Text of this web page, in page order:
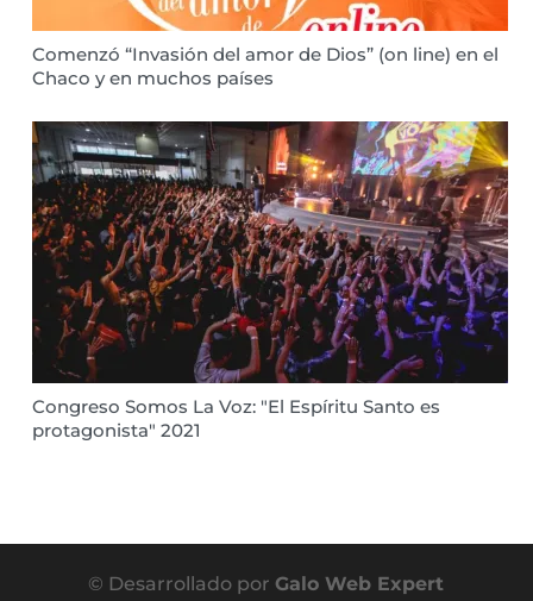
Comenzó “Invasión del amor de Dios” (on line) en el
Chaco y en muchos países
Congreso Somos La Voz: "El Espíritu Santo es
protagonista" 2021
© Desarrollado porGalo Web Expert